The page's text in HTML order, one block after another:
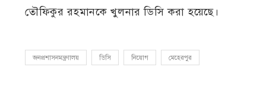
তৌফিকুর রহমানকে খুলনার ডিসি করা হয়েছে।
জনপ্রশাসনমন্ত্রণালয় ডিসি নিয়োগ মেহেরপুর